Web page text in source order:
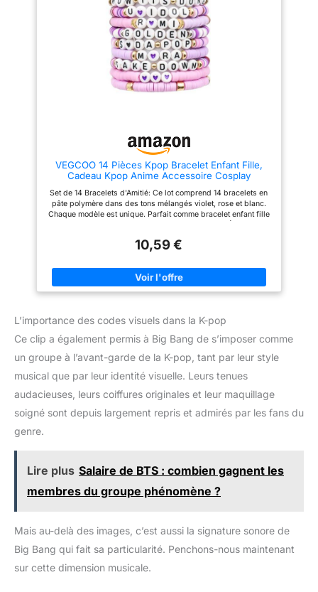
d'environ 120g, l'extension de
cheveux violette ne fatigue pas
le cuir chevelu. Résistante et
douce, elle supporte un léger
coiffage à basse température
pour personnaliser votre look
Couleur Violette Vibrante Multi
Usages : La teinte violette vive
ne décolore pas facilement.
Halloween. Transformez vous
en votre idole Kpop préférée en
quelques secondes Entretien
Facile : Pour prolonger sa durée
cheveux violette avec un
shampooing doux et laissez
sécher naturellement
personnage il a reçu. Parfait
pour les cadeaux de fête Kpop
Demon Hunters, les fournitures
de fête Huntrix ou les sacs
cadeaux Saja Boys, ce sac
porte-clés Kpop Demon Hunters
plaira à tout fan de Kpop Demon
Hunters Clip de sac à dos Kpop
Demon Hunters sous licence
VEGCOO 14 Pièces Kpop Bracelet Enfant Fille,
Cadeau Kpop Anime Accessoire Cosplay
Set de 14 Bracelets d'Amitié: Ce lot comprend 14 bracelets en
pâte polymère dans des tons mélangés violet, rose et blanc.
Chaque modèle est unique. Parfait comme bracelet enfant fille
circonférence avec un cordon élastique. Léger (5g par pièce),
pratique pour l'école, les fêtes ou le quotidien Matériau Doux et
Résistant: Fabriqué en pâte polymère de qualité, ce bijou ne se
décolore pas facilement et reste doux pour la peau. Les teintes
l'harmonie des couleurs lavande, rose poudré et blanc
à son groupe préféré. Ce bracelet kpop se porte seul ou
superposé Idée Cadeau Parfaite : Anniversaire, petite fête ou
geste d'amitié, cet ensemble fait toujours plaisir. Il convient aux
petites filles comme aux adolescentes. Offrez un cadeau kpop
10,59 €
L’importance des codes visuels dans la K-pop
Ce clip a également permis à Big Bang de s’imposer comme
un groupe à l’avant-garde de la K-pop, tant par leur style
musical que par leur identité visuelle. Leurs tenues
audacieuses, leurs coiffures originales et leur maquillage
soigné sont depuis largement repris et admirés par les fans du
genre.
Lire plus Salaire de BTS : combien gagnent les
membres du groupe phénomène ?
Mais au-delà des images, c’est aussi la signature sonore de
Big Bang qui fait sa particularité. Penchons-nous maintenant
sur cette dimension musicale.